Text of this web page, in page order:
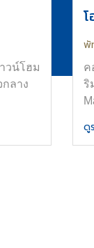
วน์โฮม
ลาง
พั
ค
ริ
ดู